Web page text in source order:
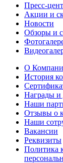
Пресс-
Акции и
Новости
Обзоры и
О
История
Награды и
Наши
Отзывы о
Наши
Вакансии
Реквизиты
Политика